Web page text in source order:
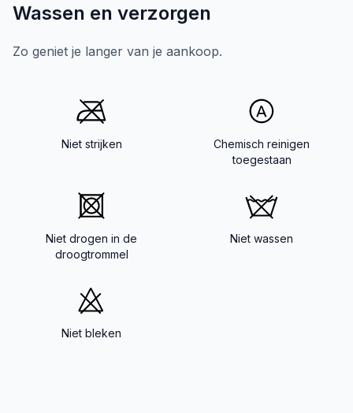
Wassen en verzorgen
Zo geniet je langer van je aankoop.
Niet strijken
Chemisch reinigen
toegestaan
Niet drogen in de
droogtrommel
Niet wassen
Niet bleken